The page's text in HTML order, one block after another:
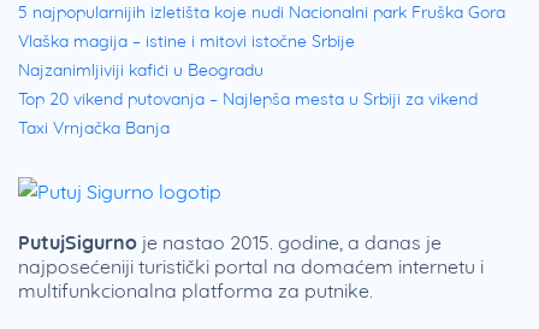
5 najpopularnijih izletišta koje nudi Nacionalni park Fruška Gora
Vlaška magija – istine i mitovi istočne Srbije
Najzanimljiviji kafići u Beogradu
Top 20 vikend putovanja – Najlepša mesta u Srbiji za vikend
Taxi Vrnjačka Banja
PutujSigurno je nastao 2015. godine, a danas je
najposećeniji turistički portal na domaćem internetu i
multifunkcionalna platforma za putnike.